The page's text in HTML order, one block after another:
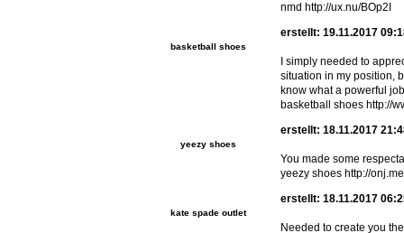
nmd http://ux.nu/BOp2I
basketball shoes
erstellt: 19.11.2017
I simply needed to
situation in my position,
know what a powerful
basketball shoes http://
yeezy shoes
erstellt: 18.11.2017
You made some
yeezy shoes http://
kate spade outlet
erstellt: 18.11.2017
Needed to create you